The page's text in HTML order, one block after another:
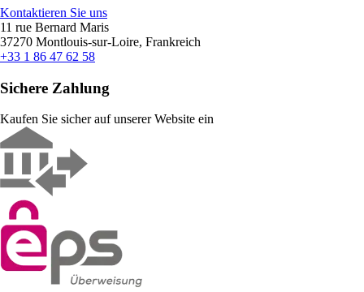
Kontaktieren Sie uns
11 rue Bernard Maris
37270 Montlouis-sur-Loire, Frankreich
+33 1 86 47 62 58
Sichere Zahlung
Kaufen Sie sicher auf unserer Website ein